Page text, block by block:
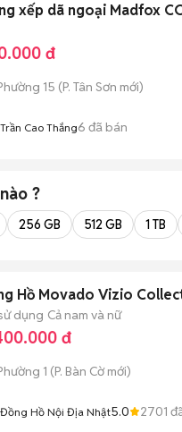
xếp dã ngoại Madfox
đ
15 (P. Tân Sơn mới)
Trần Cao Thắng6 đã bán
nào ?
256 GB 512 GB 1 TB
Hồ Movado Vizio
dụng Cả nam và nữ
đ
1 (P. Bàn Cờmới)
Đồng Hồ Nội Địa Nhật5.0 2701